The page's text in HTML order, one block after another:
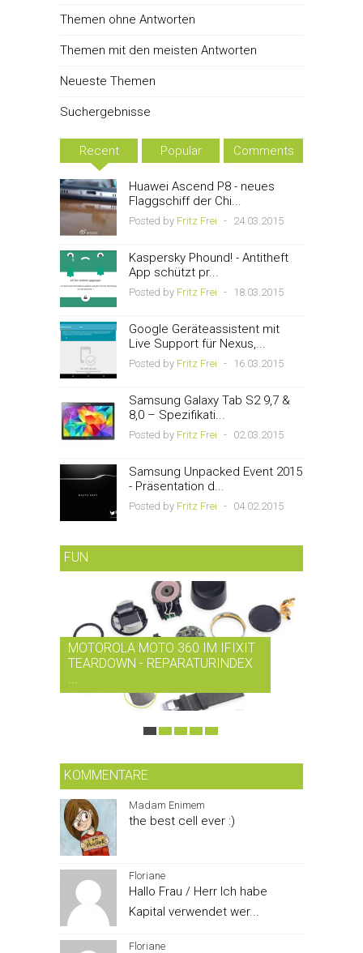
Themen ohne Antworten
Themen mit den meisten Antworten
Neueste Themen
Suchergebnisse
Recent Popular Comments
Huawei Ascend P8 - neues
Flaggschiff der Chi...
Posted by Fritz Frei - 24.03.2015
Kaspersky Phound! - Antitheft
App schützt pr...
Posted by Fritz Frei - 18.03.2015
Google Geräteassistent mit
Live Support für Nexus,...
Posted by Fritz Frei - 16.03.2015
Samsung Galaxy Tab S2 9,7 &
8,0 – Spezifikati...
Posted by Fritz Frei - 02.03.2015
Samsung Unpacked Event 2015
- Präsentation d...
Posted by Fritz Frei - 04.02.2015
FUN
MOTOROLA MOTO 360 IM IFIXIT
TEARDOWN - REPARATURINDEX
KOMMENTARE
Madam Enimem
the best cell ever :)
Floriane
Hallo Frau / Herr Ich habe
Kapital verwendet wer...
Floriane